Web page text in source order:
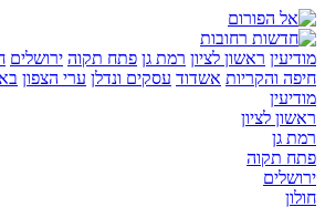
ראשון לציון רמת גן פתח תקוה ירושלים חולון
אשדוד עסקים ונדלן ערי הצפון באר שבע
לציון